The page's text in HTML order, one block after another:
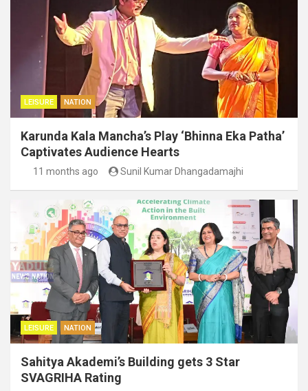
LEISURE NATION
Karunda Kala Mancha’s Play ‘Bhinna Eka Patha’
Captivates Audience Hearts
11 months ago Sunil Kumar Dhangadamajhi
LEISURE NATION
Sahitya Akademi’s Building gets 3 Star
SVAGRIHA Rating